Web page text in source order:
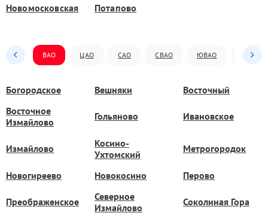
Новомосковская
Потапово
ВАО ЦАО САО СВАО ЮВАО ЮАО
Богородское Вешняки
Восточный
Восточное
Измайлово
Гольяново Ивановское
Измайлово
Косино-
Ухтомский
Метрогородок
Новогиреево Новокосино Перово
Преображенское
Северное
Измайлово
Соколиная Гора